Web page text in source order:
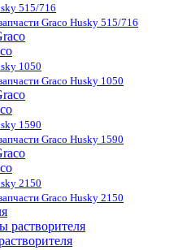
515/716
Graco Husky 515/716
1050
Graco Husky 1050
1590
Graco Husky 1590
2150
Graco Husky 2150